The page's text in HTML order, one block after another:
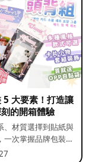
5 大要素！打造讓
的開箱體驗
、材質選擇到貼紙與
一次掌握品牌包裝的